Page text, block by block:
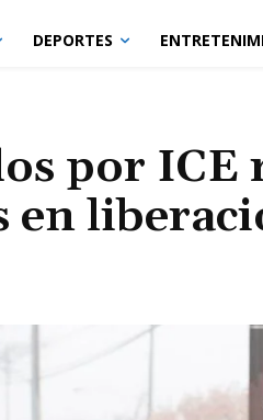
DEPORTES
por
en